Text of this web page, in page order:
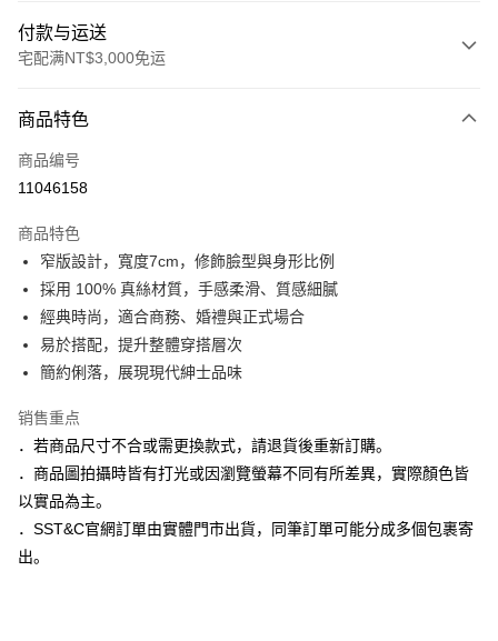
付款与运送
宅配满NT$3,000免运
信用卡一次付款
信用卡分期付款
合作金库商业银行
华南商业银行
彰化商业银行
上海商业储蓄银行
台北富邦商业银行
国泰世华商业银行
兆丰国际商业银行
台湾中小企业银行
汇丰（台湾）商业银行
联邦商业银行
元大商业银行
台新国际商业银行
中国信托商业银行
台湾乐天信用卡公司
6期 0利率，每期
华南商业银行
彰化商业银行
上海商业储蓄银行
台北富邦商业银行
国泰世华商业银行
台湾中小企业银行
联邦商业银行
元大商业银行
永丰商业银行
玉山商业银行
星展（台湾）商业银行
台湾乐天信用卡公司
LINE Pay
Apple Pay
街口支付
悠遊付
Google Pay
商品特色
商品编号
11046158
商品特色
窄版設計，寬度7cm，修飾臉型與身形比例
採用 100% 真絲材質，手感柔滑、質感細膩
經典時尚，適合商務、婚禮與正式場合
易於搭配，提升整體穿搭層次
簡約俐落，展現現代紳士品味
销售重点
．若商品尺寸不合或需更換款式，請退貨後重新訂購。
．商品圖拍攝時皆有打光或因瀏覽螢幕不同有所差異，實際顏色皆
以實品為主。
．SST&C官網訂單由實體門市出貨，同筆訂單可能分成多個包裹寄
出。